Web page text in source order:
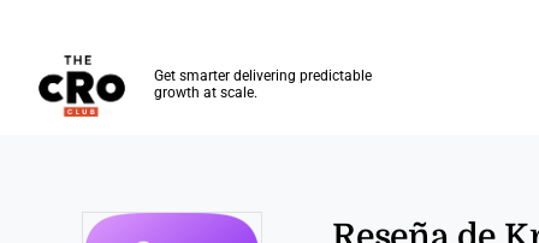
Get smarter delivering predictable
growth at scale.